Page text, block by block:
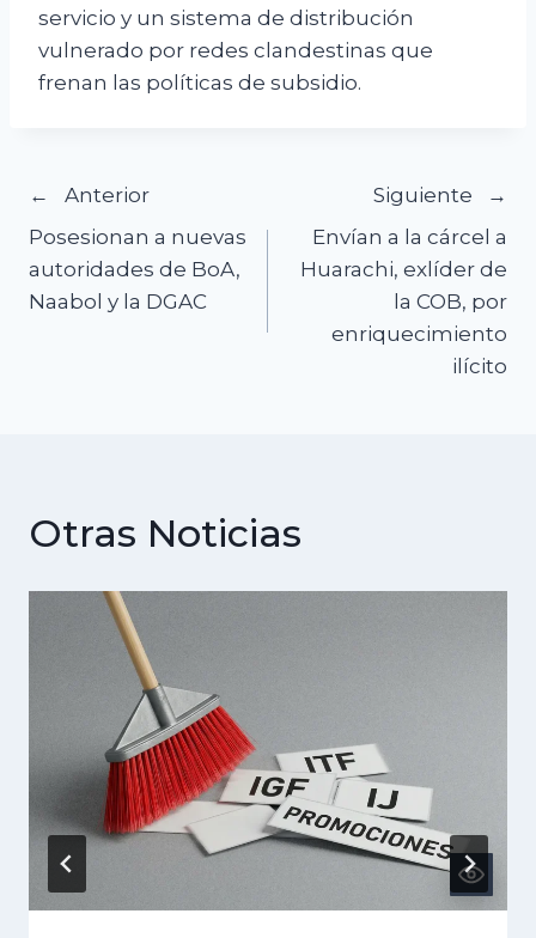
servicio y un sistema de distribución
vulnerado por redes clandestinas que
frenan las políticas de subsidio.
Navegación
de
entradas
Anterior
Posesionan a nuevas
autoridades de BoA,
Naabol y la DGAC
Siguiente
Envían a la cárcel a
Huarachi, exlíder de
la COB, por
enriquecimiento
ilícito
Otras Noticias